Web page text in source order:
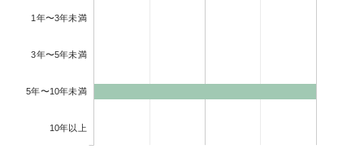
1年〜3年未満
3年〜5年未満
5年〜10年未満
10年以上